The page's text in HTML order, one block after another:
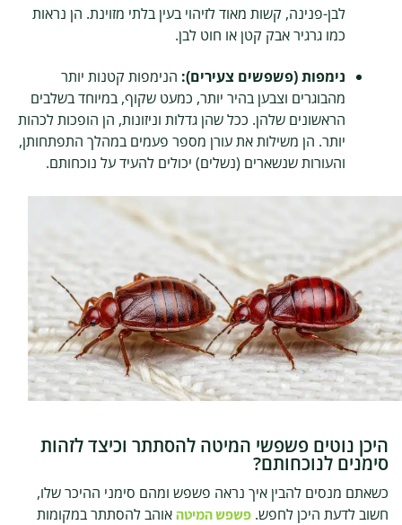
לבן-פנינה, קשות מאוד לזיהוי בעין בלתי מזוינת. הן נראות
כמו גרגיר אבק קטן או חוט לבן.
נימפות (פשפשים צעירים): הנימפות קטנות יותר
מהבוגרים וצבען בהיר יותר, כמעט שקוף, במיוחד בשלבים
הראשונים שלהן. ככל שהן גדלות וניזונות, הן הופכות לכהות
יותר. הן משילות את עורן מספר פעמים במהלך התפתחותן,
והעורות שנשארים (נשלים) יכולים להעיד על נוכחותם.
היכן נוטים פשפשי המיטה להסתתר וכיצד לזהות
סימנים לנוכחותם?
כשאתם מנסים להבין איך נראה פשפש ומהם סימני ההיכר שלו,
חשוב לדעת היכן לחפש. פשפש המיטהאוהב להסתתר במקומות